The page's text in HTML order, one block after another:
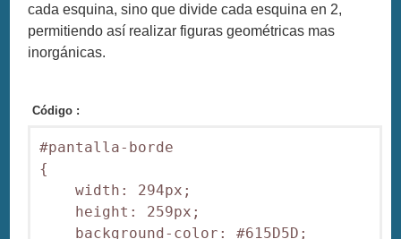
cada esquina, sino que divide cada esquina en 2,
permitiendo así realizar figuras geométricas mas
inorgánicas.
Código :
#pantalla-borde
{
width: 294px;
height: 259px;
background-color: #615D5D;